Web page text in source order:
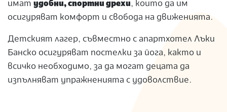
имат удобни, спортни дрехи, които да им
осигуряват комфорт и свобода на движенията.
Детският лагер, съвместно с апартхотел Лъки
Банско осигуряват постелки за йога, както и
всичко необходимо, за да могат децата да
изпълняват упражненията с удоволствие.